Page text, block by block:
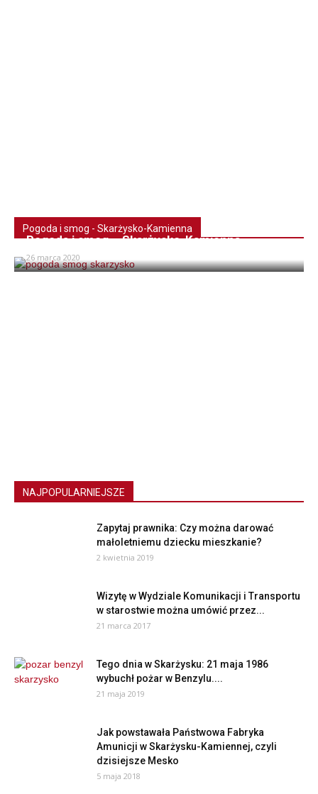
Pogoda i smog - Skarżysko-Kamienna
Pogoda i smog – Skarżysko-Kamienna
26 marca 2020
NAJPOPULARNIEJSZE
Zapytaj prawnika: Czy można darować
małoletniemu dziecku mieszkanie?
2 kwietnia 2019
Wizytę w Wydziale Komunikacji i Transportu
w starostwie można umówić przez...
21 marca 2017
Tego dnia w Skarżysku: 21 maja 1986
wybuchł pożar w Benzylu....
21 maja 2019
Jak powstawała Państwowa Fabryka
Amunicji w Skarżysku-Kamiennej, czyli
dzisiejsze Mesko
5 maja 2018